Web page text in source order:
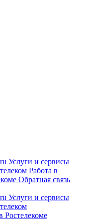
Услуги и сервисы
Работа в
Обратная связь
Услуги и сервисы
Ростелекоме